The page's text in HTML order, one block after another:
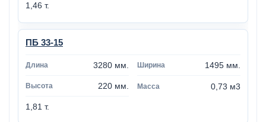
1,46 т.
ПБ 33-15
3280 мм. 1495 мм.
220 мм. 0,73 м3
1,81 т.